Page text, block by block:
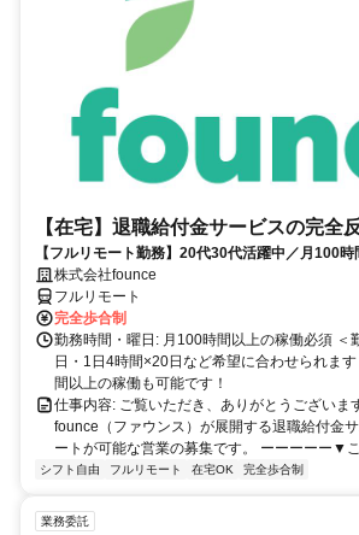
【在宅】退職給付金サービスの完全
【フルリモート勤務】20代30代活躍中／月100
の最高月収100万円／営業経験1年あればOK／ア
研修制度充実
株式会社founce
フルリモート
完全歩合制
勤務時間・曜日: 月100時間以上の稼働必須 ＜
日・1日4時間×20日など希望に合わせられま
間以上の稼働も可能です！
仕事内容: ご覧いただき、ありがとうございま
founce（ファウンス）が展開する退職給付金
ートが可能な営業の募集です。 ーーーーー▼
シフト自由 フルリモート 在宅OK 完全歩合制
業務委託